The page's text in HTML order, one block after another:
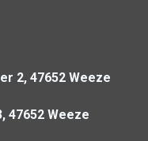
2, 47652 Weeze
47652 Weeze